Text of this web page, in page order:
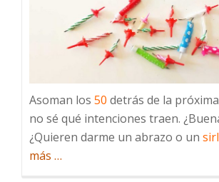
Asoman los 50 detrás de la
no sé qué intenciones traen.
¿Quieren darme un abrazo o un
más acerca
…